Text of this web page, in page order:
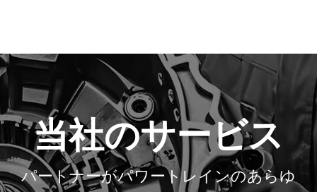
当社のサービス
パートナーがパワートレインのあらゆ